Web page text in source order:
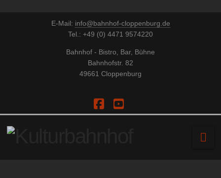
E-Mail: info@bahnhof-cloppenburg.de
Tel.: +49 (0) 4471 9574220
Bahnhof - Bistro, Bar, Bühne
Bahnhofstr. 82
49661 Cloppenburg
Facebook
YouTube